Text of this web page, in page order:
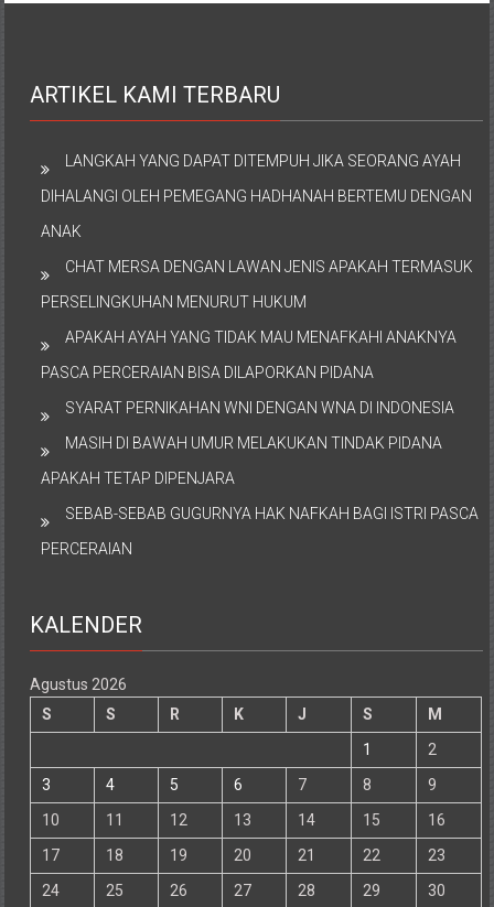
ARTIKEL KAMI TERBARU
LANGKAH YANG DAPAT DITEMPUH JIKA SEORANG AYAH
DIHALANGI OLEH PEMEGANG HADHANAH BERTEMU DENGAN
ANAK
CHAT MERSA DENGAN LAWAN JENIS APAKAH TERMASUK
PERSELINGKUHAN MENURUT HUKUM
APAKAH AYAH YANG TIDAK MAU MENAFKAHI ANAKNYA
PASCA PERCERAIAN BISA DILAPORKAN PIDANA
SYARAT PERNIKAHAN WNI DENGAN WNA DI INDONESIA
MASIH DI BAWAH UMUR MELAKUKAN TINDAK PIDANA
APAKAH TETAP DIPENJARA
SEBAB-SEBAB GUGURNYA HAK NAFKAH BAGI ISTRI PASCA
PERCERAIAN
KALENDER
Agustus 2026
S
S R K J S
M
1
2
3
4 5 6 7 8
9
10
11 12 13 14 15
16
17
18 19 20 21 22
23
24
25 26 27 28 29
30